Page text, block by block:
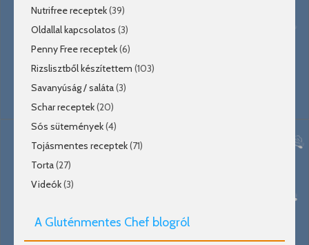
Nutrifree receptek(39)
Oldallal kapcsolatos (3)
Penny Free receptek(6)
Rizslisztből készítettem (103)
Savanyúság / saláta(3)
Schar receptek(20)
Sós sütemények(4)
Tojásmentes receptek(71)
Torta(27)
Videók(3)
A Gluténmentes Chef blogról